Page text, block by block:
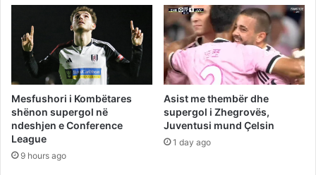
Mesfushori i Kombëtares
shënon supergol në
ndeshjen e Conference
League
9 hours ago
Asist me thembër dhe
supergol i Zhegrovës,
Juventusi mund Çelsin
1 day ago